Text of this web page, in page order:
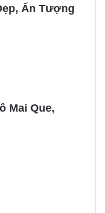
Ấn Tượng
Mai Que,